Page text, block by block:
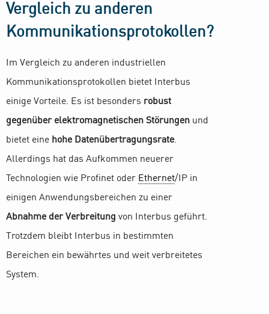
Vergleich zu anderen
Kommunikationsprotokollen?
Im Vergleich zu anderen industriellen
Kommunikationsprotokollen bietet Interbus
einige Vorteile. Es ist besonders robust
gegenüber elektromagnetischen Störungen und
bietet eine hohe Datenübertragungsrate.
Allerdings hat das Aufkommen neuerer
Technologien wie Profinet oder Ethernet/IP in
einigen Anwendungsbereichen zu einer
Abnahme der Verbreitung von Interbus geführt.
Trotzdem bleibt Interbus in bestimmten
Bereichen ein bewährtes und weit verbreitetes
System.